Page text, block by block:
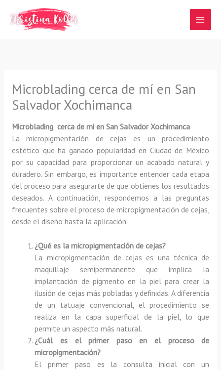
contenido
Microblading cerca de mí en San
Salvador Xochimanca
Microblading cerca de mi en San Salvador Xochimanca
La micropigmentación de cejas es un procedimiento
estético que ha ganado popularidad en Ciudad de México
por su capacidad para proporcionar un acabado natural y
duradero. Sin embargo, es importante entender cada etapa
del proceso para asegurarte de que obtienes los resultados
deseados. A continuación, respondemos a las preguntas
frecuentes sobre el proceso de micropigmentación de cejas,
desde el diseño hasta la aplicación.
¿Qué es la micropigmentación de cejas?
La micropigmentación de cejas es una técnica de
maquillaje semipermanente que implica la
implantación de pigmento en la piel para crear la
ilusión de cejas más pobladas y definidas. A diferencia
de un tatuaje convencional, el procedimiento se
realiza en la capa superficial de la piel, lo que
permite un aspecto más natural.
¿Cuál es el primer paso en el proceso de
micropigmentación?
El primer paso es la consulta inicial con un